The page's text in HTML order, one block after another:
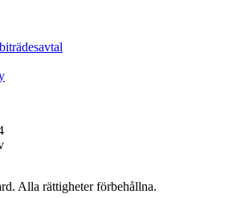
Alla rättigheter förbehållna.